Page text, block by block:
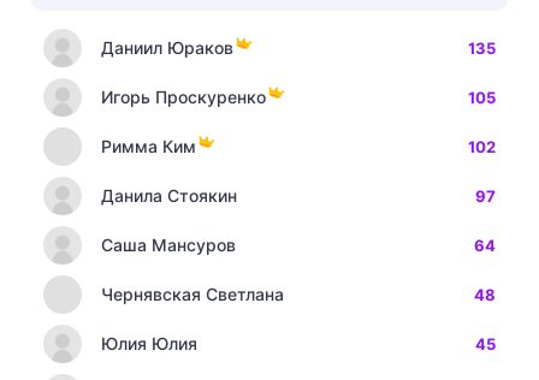
Даниил Юраков 135
Игорь Проскуренко 105
Римма Ким 102
Данила Стоякин 97
Саша Мансуров 64
Чернявская Светлана 48
Юлия Юлия 45